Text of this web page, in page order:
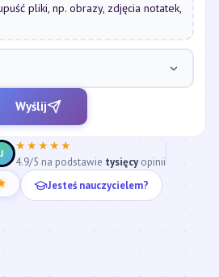
pliki, np. obrazy, zdjęcia notatek,
Wyślij
J
★★★★★
4.9/5 na podstawie tysięcyopinii
Jesteś nauczycielem?